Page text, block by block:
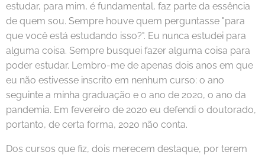
estudar, para mim, é fundamental, faz parte da essência
de quem sou. Sempre houve quem perguntasse "para
que você está estudando isso?". Eu nunca estudei para
alguma coisa. Sempre busquei fazer alguma coisa para
poder estudar. Lembro-me de apenas dois anos em que
eu não estivesse inscrito em nenhum curso: o ano
seguinte a minha graduação e o ano de 2020, o ano da
pandemia. Em fevereiro de 2020 eu defendi o doutorado,
portanto, de certa forma, 2020 não conta.
Dos cursos que fiz, dois merecem destaque, por terem